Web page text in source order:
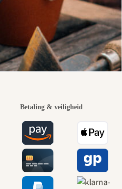
Betaling & veiligheid